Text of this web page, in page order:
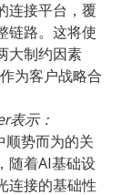
连接平台，覆
链路。这将使
大制约因素
为客户战略合
表示：
顺势而为的关
随着AI基础设
连接的基础性